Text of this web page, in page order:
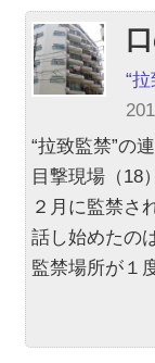
“
“拉致監禁”の
目撃現場（
２月に監禁さ
話し始めたの
監禁場所が１